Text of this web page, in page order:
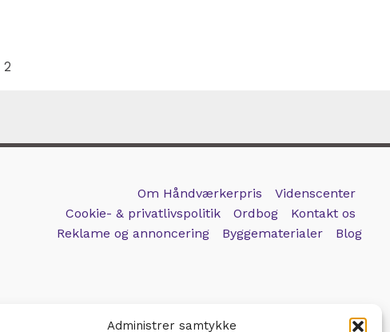
Administrer samtykke
2
Om Håndværkerpris
Videnscenter
Cookie- & privatlivspolitik
Ordbog
Kontakt os
Reklame og annoncering
Byggematerialer Blog